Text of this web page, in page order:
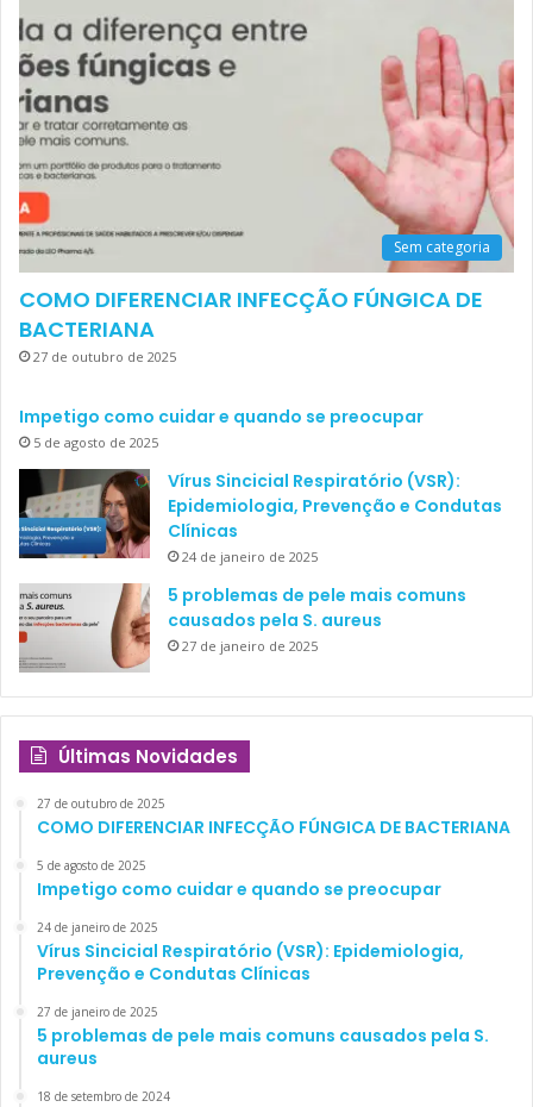
Sem categoria
COMO DIFERENCIAR INFECÇÃO FÚNGICA DE
BACTERIANA
27 de outubro de 2025
Impetigo como cuidar e quando se preocupar
5 de agosto de 2025
Vírus Sincicial Respiratório (VSR):
Epidemiologia, Prevenção e Condutas
Clínicas
24 de janeiro de 2025
5 problemas de pele mais comuns
causados pela S. aureus
27 de janeiro de 2025
Últimas Novidades
27 de outubro de 2025
COMO DIFERENCIAR INFECÇÃO FÚNGICA DE BACTERIANA
5 de agosto de 2025
Impetigo como cuidar e quando se preocupar
24 de janeiro de 2025
Vírus Sincicial Respiratório (VSR): Epidemiologia,
Prevenção e Condutas Clínicas
27 de janeiro de 2025
5 problemas de pele mais comuns causados pela S.
aureus
18 de setembro de 2024